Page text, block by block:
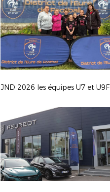
JND 2026 les équipes U7 et U9F